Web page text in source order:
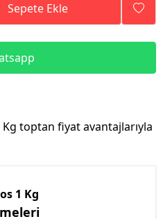
Sepete Ekle
Kg toptan fiyat avantajlarıyla
1 Kg